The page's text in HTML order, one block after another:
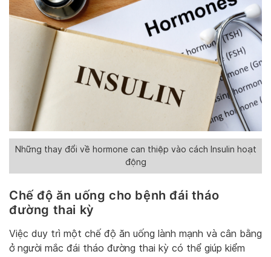
Những thay đổi về hormone can thiệp vào cách Insulin hoạt
động
Chế độ ăn uống cho bệnh đái tháo
đường thai kỳ
Việc duy trì một chế độ ăn uống lành mạnh và cân bằng
ở người mắc đái tháo đường thai kỳ có thể giúp kiểm